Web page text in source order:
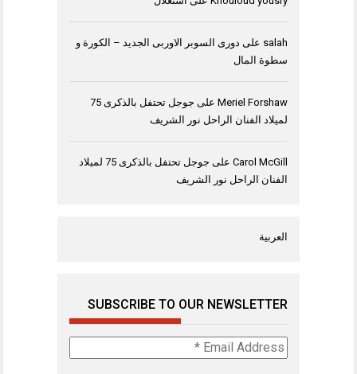
salah على دورى السوبر الاوربى الجديد – الكورة و
سطوة المال
Meriel Forshaw على
جوجل تحتفل بالذكرى 75
لميلاد الفنان الراحل نور الشريف
Carol McGill على
جوجل تحتفل بالذكرى 75 لميلاد
الفنان الراحل نور الشريف
العربية
SUBSCRIBE TO OUR NEWSLETTER
Email
Address